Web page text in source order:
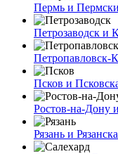
Пермь и
Петрозаводск и
Петропавловск-
Псков и
Ростов-на-Дону
Рязань и